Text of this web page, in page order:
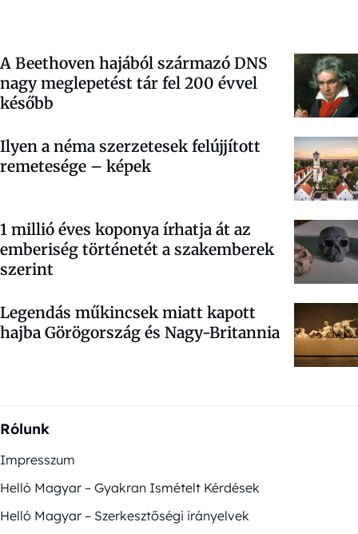
A Beethoven hajából származó DNS
nagy meglepetést tár fel 200 évvel
később
Ilyen a néma szerzetesek felújjított
remetesége – képek
1 millió éves koponya írhatja át az
emberiség történetét a szakemberek
szerint
Legendás műkincsek miatt kapott
hajba Görögország és Nagy-Britannia
Rólunk
Impresszum
Helló Magyar – Gyakran Ismételt Kérdések
Helló Magyar – Szerkesztőségi irányelvek